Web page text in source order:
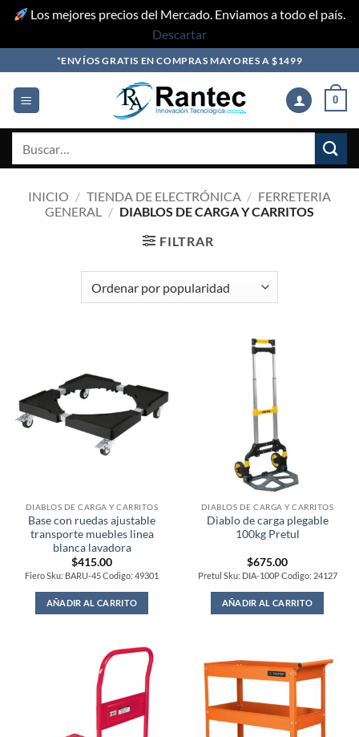
Los mejores precios del Mercado. Enviamos a todo el país.
Descartar
to
content
*ENVÍOS GRATIS EN COMPRAS MAYORES A $1499
0
INICIO / TIENDA DE ELECTRÓNICA / FERRETERIA
GENERAL / DIABLOS DE CARGA Y CARRITOS
FILTRAR
DIABLOS DE CARGA Y CARRITOS
Base con ruedas ajustable
transporte muebles linea
blanca lavadora
$415.00
Fiero Sku: BARU-45 Codigo: 49301
AÑADIR AL CARRITO
DIABLOS DE CARGA Y CARRITOS
Diablo de carga plegable
100kg Pretul
$675.00
Pretul Sku: DIA-100P Codigo: 24127
AÑADIR AL CARRITO